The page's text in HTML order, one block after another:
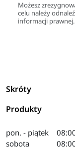
Możesz
celu należy
informacji prawnej.
Skróty
Produkty
pon. - piątek
sobota